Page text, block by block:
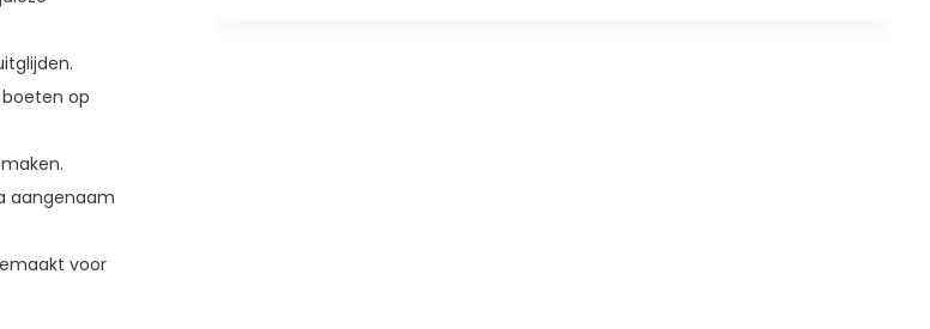
op
aangenaam
voor